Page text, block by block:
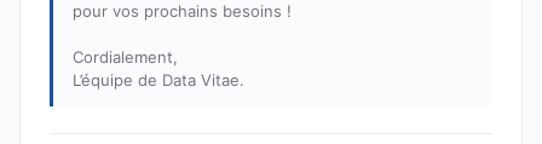
pour vos prochains besoins !
Cordialement,
L’équipe de Data Vitae.